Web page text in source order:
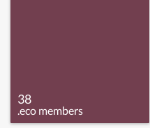
38
.eco members